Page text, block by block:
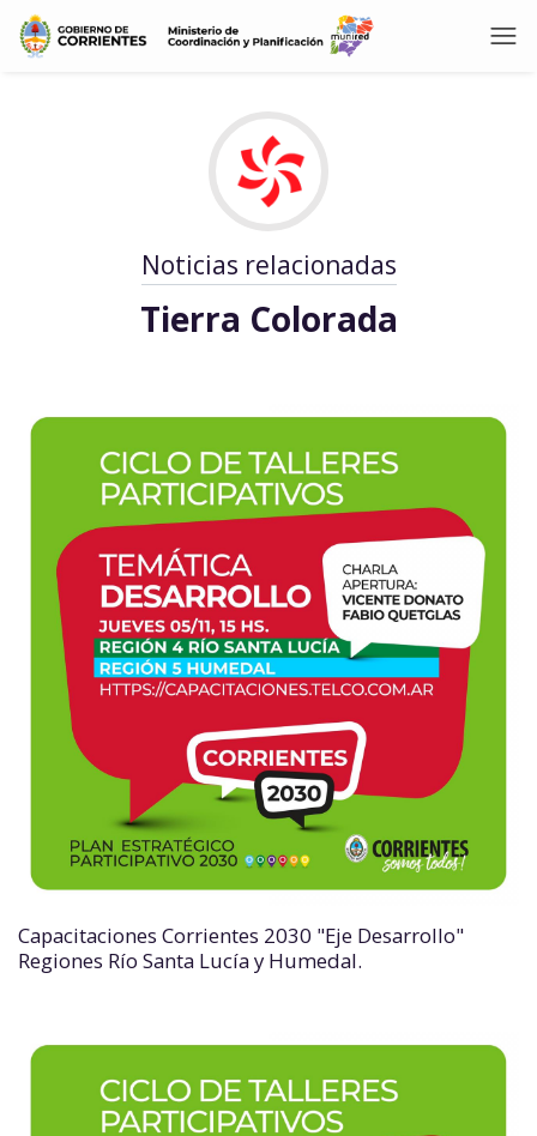
Noticias relacionadas
Tierra Colorada
Capacitaciones Corrientes 2030 "Eje Desarrollo"
Regiones Río Santa Lucía y Humedal.